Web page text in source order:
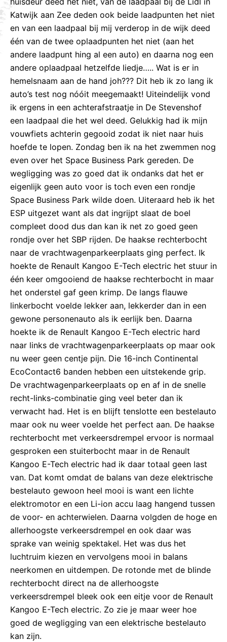
Katwijk aan Zee deden ook beide laadpunten het niet
en van een laadpaal bij mij verderop in de wijk deed
één van de twee oplaadpunten het niet (aan het
andere laadpunt hing al een auto) en daarna nog een
andere oplaadpaal hetzelfde liedje….. Wat is er in
hemelsnaam aan de hand joh??? Dit heb ik zo lang ik
auto’s test nog nóóit meegemaakt! Uiteindelijk vond
ik ergens in een achterafstraatje in De Stevenshof
een laadpaal die het wel deed. Gelukkig had ik mijn
vouwfiets achterin gegooid zodat ik niet naar huis
hoefde te lopen. Zondag ben ik na het zwemmen nog
even over het Space Business Park gereden. De
wegligging was zo goed dat ik ondanks dat het er
eigenlijk geen auto voor is toch even een rondje
Space Business Park wilde doen. Uiteraard heb ik het
ESP uitgezet want als dat ingrijpt slaat de boel
compleet dood dus dan kan ik net zo goed geen
rondje over het SBP rijden. De haakse rechterbocht
naar de vrachtwagenparkeerplaats ging perfect. Ik
hoekte de Renault Kangoo E-Tech electric het stuur in
één keer omgooiend de haakse rechterbocht in maar
het onderstel gaf geen krimp. De langs flauwe
linkerbocht voelde lekker aan, lekkerder dan in een
gewone personenauto als ik eerlijk ben. Daarna
hoekte ik de Renault Kangoo E-Tech electric hard
naar links de vrachtwagenparkeerplaats op maar ook
nu weer geen centje pijn. Die 16-inch Continental
EcoContact6 banden hebben een uitstekende grip.
De vrachtwagenparkeerplaats op en af in de snelle
recht-links-combinatie ging veel beter dan ik
verwacht had. Het is en blijft tenslotte een bestelauto
maar ook nu weer voelde het perfect aan. De haakse
rechterbocht met verkeersdrempel ervoor is normaal
gesproken een stuiterbocht maar in de Renault
Kangoo E-Tech electric had ik daar totaal geen last
van. Dat komt omdat de balans van deze elektrische
bestelauto gewoon heel mooi is want een lichte
elektromotor en een Li-ion accu laag hangend tussen
de voor- en achterwielen. Daarna volgden de hoge en
allerhoogste verkeersdrempel en ook daar was
sprake van weinig spektakel. Het was dus het
luchtruim kiezen en vervolgens mooi in balans
neerkomen en uitdempen. De rotonde met de blinde
rechterbocht direct na de allerhoogste
verkeersdrempel bleek ook een eitje voor de Renault
Kangoo E-Tech electric. Zo zie je maar weer hoe
goed de wegligging van een elektrische bestelauto
kan zijn.